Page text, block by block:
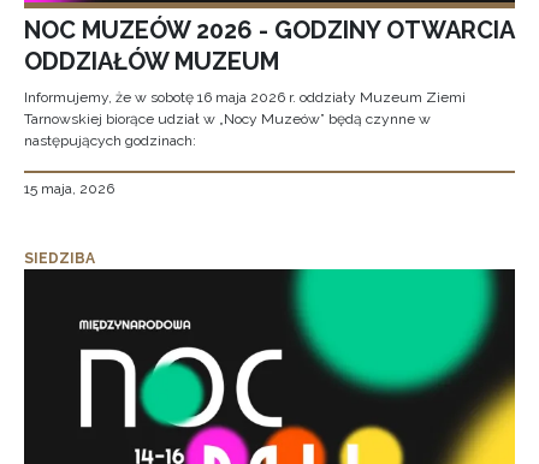
NOC MUZEÓW 2026 - GODZINY OTWARCIA
ODDZIAŁÓW MUZEUM
Informujemy, że w sobotę 16 maja 2026 r. oddziały Muzeum Ziemi
Tarnowskiej biorące udział w „Nocy Muzeów” będą czynne w
następujących godzinach:
15 maja, 2026
SIEDZIBA